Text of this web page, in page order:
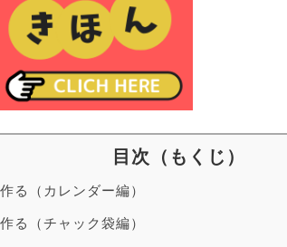
目次（もくじ）
る（カレンダー編）
る（チャック袋編）